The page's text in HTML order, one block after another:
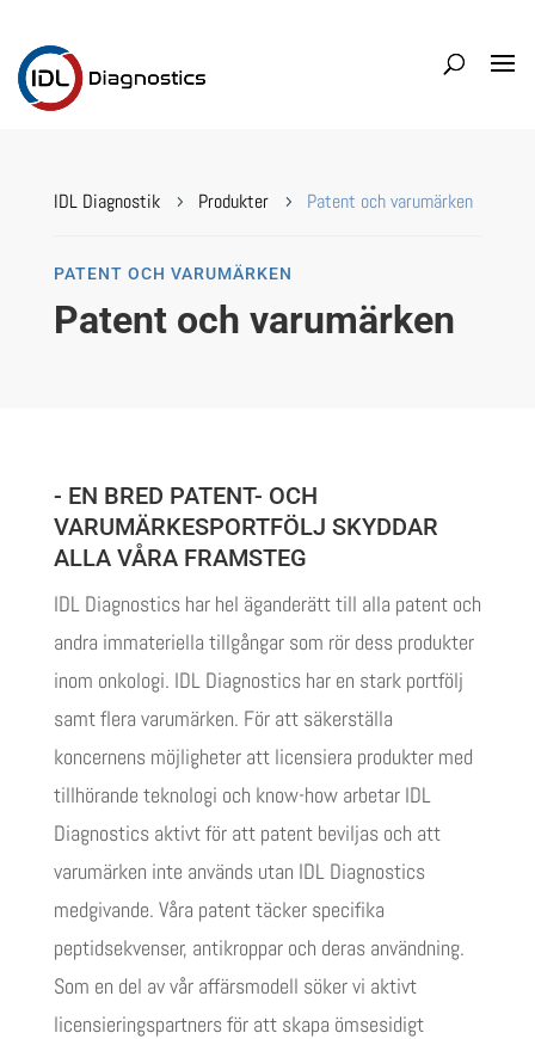
IDL Diagnostik 5 Produkter 5 Patent och varumärken
PATENT OCH VARUMÄRKEN
Patent och varumärken
- EN BRED PATENT- OCH
VARUMÄRKESPORTFÖLJ SKYDDAR
ALLA VÅRA FRAMSTEG
IDL Diagnostics har hel äganderätt till alla patent och
andra immateriella tillgångar som rör dess produkter
inom onkologi. IDL Diagnostics har en stark portfölj
samt flera varumärken. För att säkerställa
koncernens möjligheter att licensiera produkter med
tillhörande teknologi och know-how arbetar IDL
Diagnostics aktivt för att patent beviljas och att
varumärken inte används utan IDL Diagnostics
medgivande. Våra patent täcker specifika
peptidsekvenser, antikroppar och deras användning.
Som en del av vår affärsmodell söker vi aktivt
licensieringspartners för att skapa ömsesidigt